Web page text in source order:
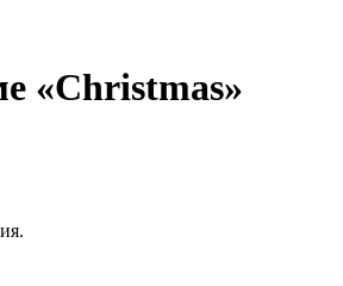
«Сhristmas»